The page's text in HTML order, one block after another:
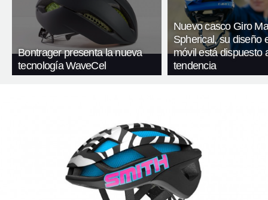
Bontrager presenta la nueva
tecnología WaveCel
Nuevo casco Giro
Spherical, su diseño
móvil está dispuesto
tendencia